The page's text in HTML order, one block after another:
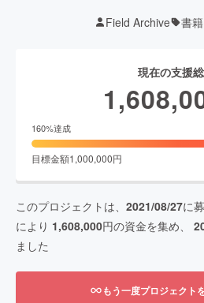
Field Archive 書
現在の支援
160%達成
目標金額1,000,000円
このプロジェクトは、 2021/08/27に
により 1,608,000円の資金を集め、
ました
もう一度プロジェクト